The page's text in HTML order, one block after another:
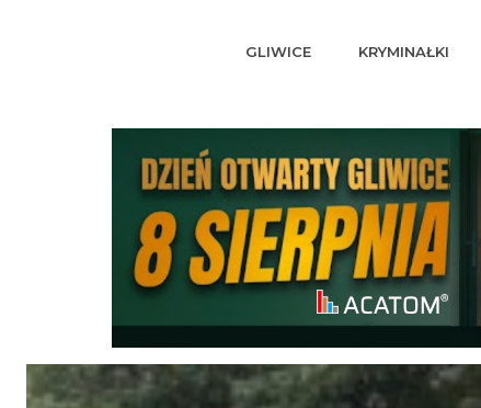
GLIWICE KRYMINAŁKI